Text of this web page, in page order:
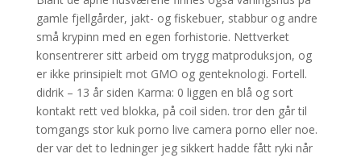
gamle fjellgårder, jakt- og fiskebuer, stabbur og andre
små krypinn med en egen forhistorie. Nettverket
konsentrerer sitt arbeid om trygg matproduksjon, og
er ikke prinsipielt mot GMO og genteknologi. Fortell.
didrik – 13 år siden Karma: 0 liggen en blå og sort
kontakt rett ved blokka, på coil siden. tror den går til
tomgangs stor kuk porno live camera porno eller noe.
der var det to ledninger jeg sikkert hadde fått ryki når